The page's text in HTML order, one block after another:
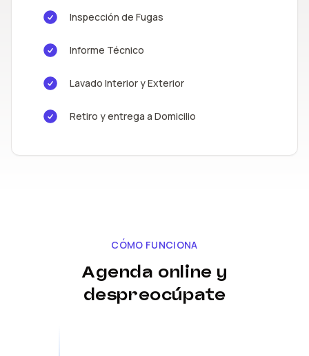
Inspección de Fugas
Informe Técnico
Lavado Interior y Exterior
Retiro y entrega a Domicilio
CÓMO FUNCIONA
Agenda online y
despreocúpate